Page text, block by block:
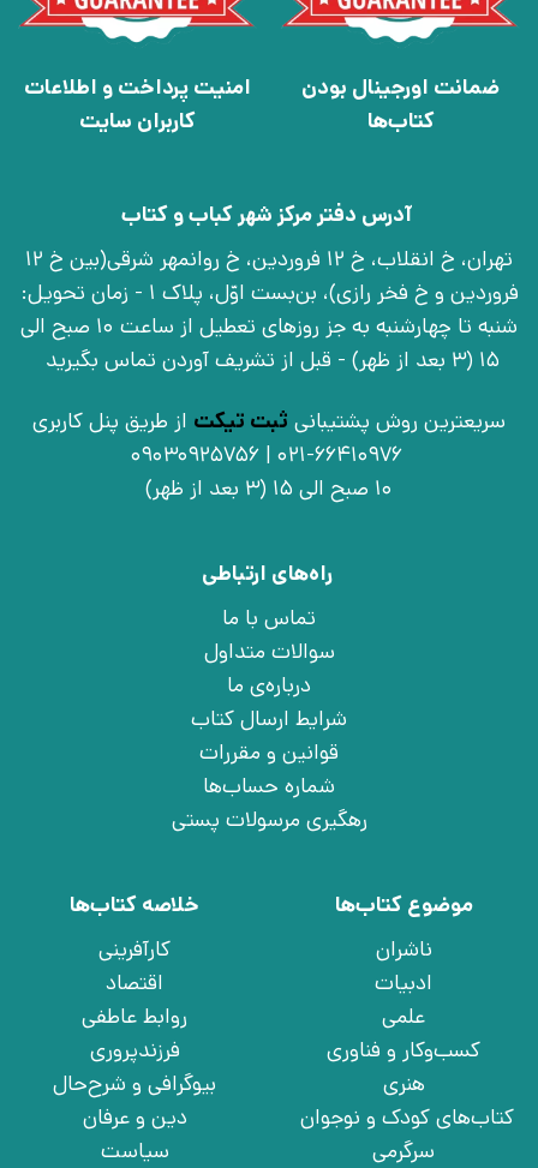
ضمانت اورجینال بودن
کتاب‌ها
امنیت پرداخت و اطلاعات
کاربران سایت
آدرس دفتر مرکز شهر کباب و کتاب
تهران، خ انقلاب، خ 12 فروردین، خ روانمهر شرقی(بین خ 12
فروردین و خ فخر رازی)، بن‌بست اوّل، پلاک 1 - زمان تحویل:
شنبه تا چهارشنبه به جز روزهای تعطیل از ساعت 10 صبح الی
15 (3 بعد از ظهر) - قبل از تشریف آوردن تماس بگیرید
سریعترین روش پشتیبانی ثبت تیکت از طریق پنل کاربری
021-66410976 | 09030925756
10 صبح الی 15 (3 بعد از ظهر)
راه‌های ارتباطی
تماس با ما
سوالات متداول
درباره‌ی ما
شرایط ارسال کتاب
قوانین و مقررات
شماره حساب‌ها
رهگیری مرسولات پستی
موضوع کتاب‌ها
ناشران
ادبیات
علمی
کسب‌وکار و فناوری
هنری
کتاب‌های کودک و نوجوان
سرگرمی
خلاصه کتاب‌ها
کارآفرینی
اقتصاد
روابط عاطفی
فرزندپروری
بیوگرافی و شرح‌حال
دین و عرفان
سیاست